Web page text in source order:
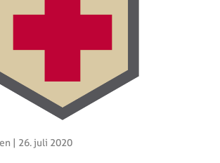
| 26. juli 2020